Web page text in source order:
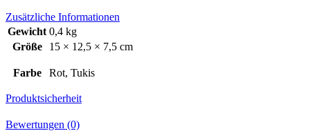
Zusätzliche Informationen
Gewicht 0,4 kg
Größe
15 × 12,5 × 7,5 cm
Farbe Rot, Tukis
Produktsicherheit
Bewertungen (0)